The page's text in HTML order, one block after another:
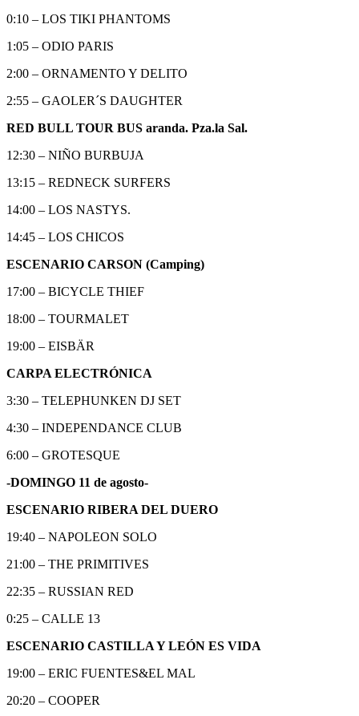
0:10 – LOS TIKI PHANTOMS
1:05 – ODIO PARIS
2:00 – ORNAMENTO Y DELITO
2:55 – GAOLER´S DAUGHTER
RED BULL TOUR BUS aranda. Pza.la Sal.
12:30 – NIÑO BURBUJA
13:15 – REDNECK SURFERS
14:00 – LOS NASTYS.
14:45 – LOS CHICOS
ESCENARIO CARSON (Camping)
17:00 – BICYCLE THIEF
18:00 – TOURMALET
19:00 – EISBÄR
CARPA ELECTRÓNICA
3:30 – TELEPHUNKEN DJ SET
4:30 – INDEPENDANCE CLUB
6:00 – GROTESQUE
-DOMINGO 11 de agosto-
ESCENARIO RIBERA DEL DUERO
19:40 – NAPOLEON SOLO
21:00 – THE PRIMITIVES
22:35 – RUSSIAN RED
0:25 – CALLE 13
ESCENARIO CASTILLA Y LEÓN ES VIDA
19:00 – ERIC FUENTES&EL MAL
20:20 – COOPER